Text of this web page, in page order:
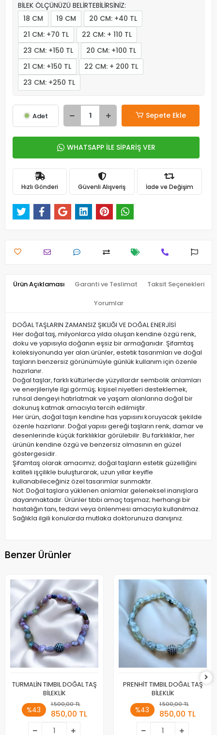
BİLEK ÖLÇÜNÜZÜ BELİRTEBİLİRSİNİZ:
18 CM
19 CM
20 CM: +40 TL
21 CM: +70 TL
22 CM: + 110 TL
23 CM: +150 TL
20 CM: +100 TL
21 CM: +150 TL
22 CM: + 200 TL
23 CM: +250 TL
Adet Sepete Ekle
WHATSAPP İLE SİPARİŞ VER
Hızlı Gönderi Güvenli Alışveriş İade ve Değişim
Ürün Açıklaması Garanti ve Teslimat Taksit Seçenekleri
Yorumlar
DOĞAL TAŞLARIN ZAMANSIZ ŞIKLIĞI VE DOĞAL ENERJİSİ
Her doğal taş, milyonlarca yılda oluşan kendine özgü renk,
doku ve yapısıyla doğanın eşsiz bir armağanıdır. Şifamtaş
koleksiyonunda yer alan ürünler, estetik tasarımları ve doğal
taşların benzersiz görünümüyle günlük kullanım için özenle
hazırlanır.
Doğal taşlar, farklı kültürlerde yüzyıllardır sembolik anlamları
ve enerjileriyle ilgi görmüş; kişisel niyetleri desteklemek,
ruhsal dengeyi hatırlatmak ve yaşam alanlarına doğal bir
dokunuş katmak amacıyla tercih edilmiştir.
Her ürün, doğal taşın kendine has yapısını koruyacak şekilde
özenle hazırlanır. Doğal yapısı gereği taşların renk, damar ve
desenlerinde küçük farklılıklar görülebilir. Bu farklılıklar, her
ürünün kendine özgü ve benzersiz olmasının en güzel
göstergesidir.
Şifamtaş olarak amacımız; doğal taşların estetik güzelliğini
kaliteli işçilikle buluşturarak, uzun yıllar keyifle
kullanabileceğiniz özel tasarımlar sunmaktır.
Not: Doğal taşlara yüklenen anlamlar geleneksel inanışlara
dayanmaktadır. Ürünler tıbbi amaç taşımaz; herhangi bir
hastalığın tanı, tedavi veya önlenmesi amacıyla kullanılmaz.
Sağlıkla ilgili konularda mutlaka doktorunuza danışınız.
Benzer Ürünler
TURMALİN TIMBIL DOĞAL TAŞ
BİLEKLİK
%43
1.500,00 TL
850,00 TL
PRENHİT TIMBIL DOĞAL TAŞ
BİLEKLİK
%43
1.500,00 TL
850,00 TL